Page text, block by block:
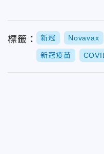
標籤： 新冠 Novavax
新冠疫苗